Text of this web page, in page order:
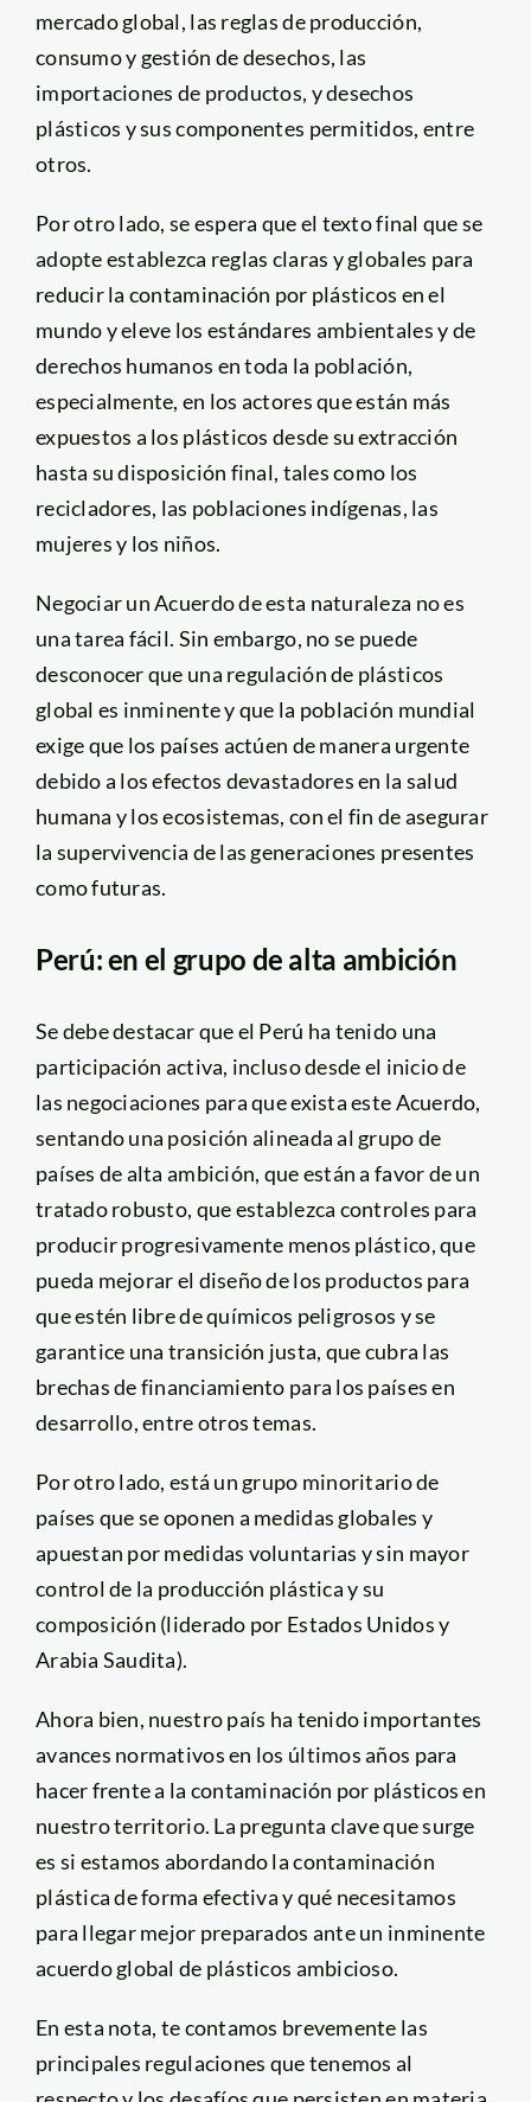
mercado global, las reglas de producción,
consumo y gestión de desechos, las
importaciones de productos, y desechos
plásticos y sus componentes permitidos, entre
otros.
Por otro lado, se espera que el texto final que se
adopte establezca reglas claras y globales para
reducir la contaminación por plásticos en el
mundo y eleve los estándares ambientales y de
derechos humanos en toda la población,
especialmente, en los actores que están más
expuestos a los plásticos desde su extracción
hasta su disposición final, tales como los
recicladores, las poblaciones indígenas, las
mujeres y los niños.
Negociar un Acuerdo de esta naturaleza no es
una tarea fácil. Sin embargo, no se puede
desconocer que una regulación de plásticos
global es inminente y que la población mundial
exige que los países actúen de manera urgente
debido a los efectos devastadores en la salud
humana y los ecosistemas, con el fin de asegurar
la supervivencia de las generaciones presentes
como futuras.
Perú: en el grupo de alta ambición
Se debe destacar que el Perú ha tenido una
participación activa, incluso desde el inicio de
las negociaciones para que exista este Acuerdo,
sentando una posición alineada al grupo de
países de alta ambición, que están a favor de un
tratado robusto, que establezca controles para
producir progresivamente menos plástico, que
pueda mejorar el diseño de los productos para
que estén libre de químicos peligrosos y se
garantice una transición justa, que cubra las
brechas de financiamiento para los países en
desarrollo, entre otros temas.
Por otro lado, está un grupo minoritario de
países que se oponen a medidas globales y
apuestan por medidas voluntarias y sin mayor
control de la producción plástica y su
composición (liderado por Estados Unidos y
Arabia Saudita).
Ahora bien, nuestro país ha tenido importantes
avances normativos en los últimos años para
hacer frente a la contaminación por plásticos en
nuestro territorio. La pregunta clave que surge
es si estamos abordando la contaminación
plástica de forma efectiva y qué necesitamos
para llegar mejor preparados ante un inminente
acuerdo global de plásticos ambicioso.
En esta nota, te contamos brevemente las
principales regulaciones que tenemos al